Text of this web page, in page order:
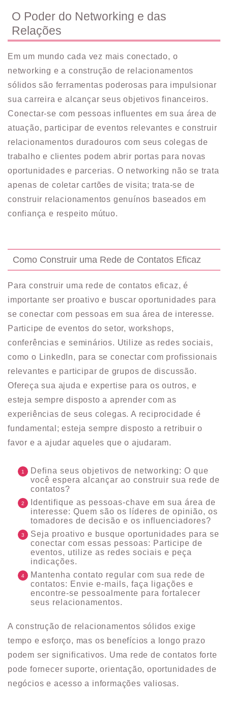
O Poder do Networking e das
Relações
Em um mundo cada vez mais conectado, o
networking e a construção de relacionamentos
sólidos são ferramentas poderosas para impulsionar
sua carreira e alcançar seus objetivos financeiros.
Conectar-se com pessoas influentes em sua área de
atuação, participar de eventos relevantes e construir
relacionamentos duradouros com seus colegas de
trabalho e clientes podem abrir portas para novas
oportunidades e parcerias. O networking não se trata
apenas de coletar cartões de visita; trata-se de
construir relacionamentos genuínos baseados em
confiança e respeito mútuo.
Como Construir uma Rede de Contatos Eficaz
Para construir uma rede de contatos eficaz, é
importante ser proativo e buscar oportunidades para
se conectar com pessoas em sua área de interesse.
Participe de eventos do setor, workshops,
conferências e seminários. Utilize as redes sociais,
como o LinkedIn, para se conectar com profissionais
relevantes e participar de grupos de discussão.
Ofereça sua ajuda e expertise para os outros, e
esteja sempre disposto a aprender com as
experiências de seus colegas. A reciprocidade é
fundamental; esteja sempre disposto a retribuir o
favor e a ajudar aqueles que o ajudaram.
Defina seus objetivos de networking: O que
você espera alcançar ao construir sua rede de
contatos?
Identifique as pessoas-chave em sua área de
interesse: Quem são os líderes de opinião, os
tomadores de decisão e os influenciadores?
Seja proativo e busque oportunidades para se
conectar com essas pessoas: Participe de
eventos, utilize as redes sociais e peça
indicações.
Mantenha contato regular com sua rede de
contatos: Envie e-mails, faça ligações e
encontre-se pessoalmente para fortalecer
seus relacionamentos.
A construção de relacionamentos sólidos exige
tempo e esforço, mas os benefícios a longo prazo
podem ser significativos. Uma rede de contatos forte
pode fornecer suporte, orientação, oportunidades de
negócios e acesso a informações valiosas.